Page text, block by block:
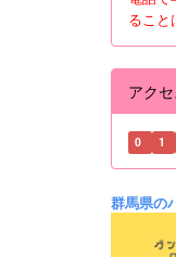
ること
アク
0 1
群馬県の